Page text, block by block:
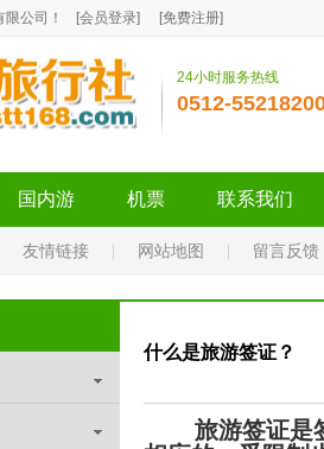
公司！ [会员登录] [免费注册]
24小时服务热线
0512-
国内游 机票 联系我们
友情链接 网站地图 留言反馈
什么是旅游签证？
旅游签证是